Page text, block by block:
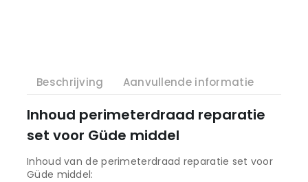
Beschrijving Aanvullende informatie
Inhoud perimeterdraad reparatie
set voor Güde middel
Inhoud van de perimeterdraad reparatie set voor
Güde middel: